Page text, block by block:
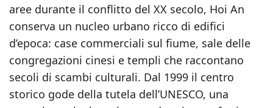
aree durante il conflitto del XX secolo, Hoi An
conserva un nucleo urbano ricco di edifici
d’epoca: case commerciali sul fiume, sale delle
congregazioni cinesi e templi che raccontano
secoli di scambi culturali. Dal 1999 il centro
storico gode della tutela dell’UNESCO, una